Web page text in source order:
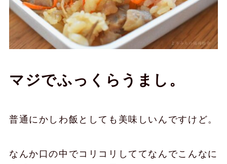
マジでふっくらうまし。
普通にかしわ飯としても美味しいんですけど。
なんか口の中でコリコリしててなんでこんなに